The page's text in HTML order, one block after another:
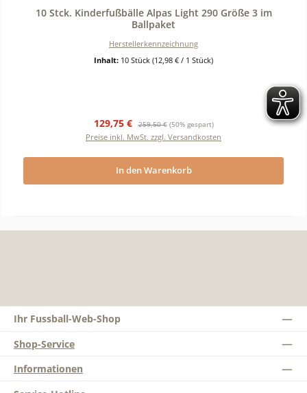
10 Stck. Kinderfußbälle Alpas Light 290 Größe 3 im
Ballpaket
Herstellerkennzeichnung
Inhalt: 10 Stück (12,98 € / 1 Stück)
Verkaufspreis:
129,75 € Regulärer Preis:
259,50 € (50% gespart)
Preise inkl. MwSt. zzgl. Versandkosten
In den Warenkorb
Ihr Fussball-Web-Shop
Shop-Service
Informationen